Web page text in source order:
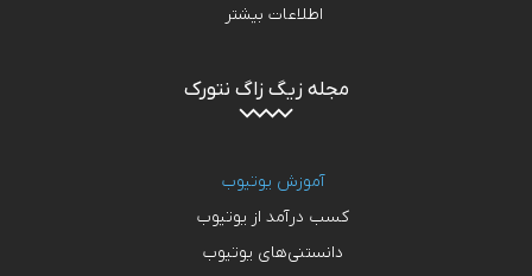
اطلاعات بیشتر
مجله زیگ زاگ نتورک
آموزش یوتیوب
کسب درآمد از یوتیوب
دانستنی‌های یوتیوب